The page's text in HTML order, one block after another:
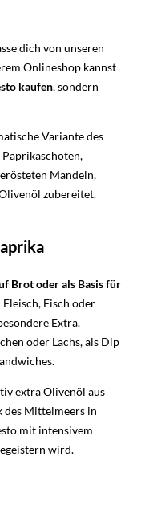
dich von unseren
Onlineshop kannst
kaufen, sondern
Variante des
Mandeln,
zubereitet.
Brot oder als Basis für
Fleisch, Fisch oder
Extra.
oder Lachs, als Dip
extra Olivenöl aus
des Mittelmeers in
mit intensivem
wird.